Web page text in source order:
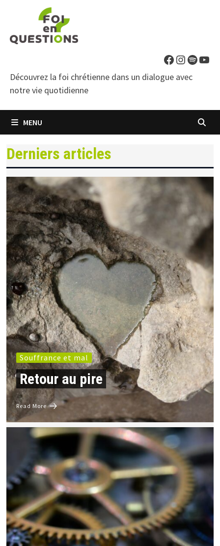
contenu
Facebook
Découvrez la foi chrétienne dans un dialogue avec
notre vie quotidienne
MENU
Derniers articles
Souffrance et mal
Retour au pire
Read More